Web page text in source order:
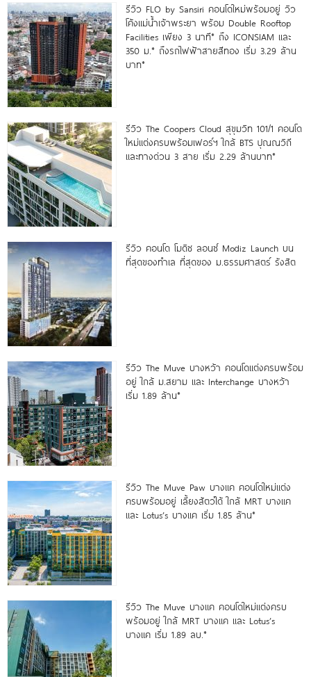
รีวิว FLO by Sansiri คอนโดใหม่พร้อมอยู่ วิว
โค้งแม่น้ำเจ้าพระยา พร้อม Double Rooftop
Facilities เพียง 3 นาที* ถึง ICONSIAM และ
350 ม.* ถึงรถไฟฟ้าสายสีทอง เริ่ม 3.29 ล้าน
บาท*
รีวิว The Coopers Cloud สุขุมวิท 101/1 คอนโด
ใหม่แต่งครบพร้อมเฟอร์ฯ ใกล้ BTS ปุณณวิถี
และทางด่วน 3 สาย เริ่ม 2.29 ล้านบาท*
รีวิว คอนโด โมดิซ ลอนซ์ Modiz Launch บน
ที่สุดของทำเล ที่สุดของ ม.ธรรมศาสตร์ รังสิต
รีวิว The Muve บางหว้า คอนโดแต่งครบพร้อม
อยู่ ใกล้ ม.สยาม และ Interchange บางหว้า
เริ่ม 1.89 ล้าน*
รีวิว The Muve Paw บางแค คอนโดใหม่แต่ง
ครบพร้อมอยู่ เลี้ยงสัตว์ได้ ใกล้ MRT บางแค
และ Lotus’s บางแค เริ่ม 1.85 ล้าน*
รีวิว The Muve บางแค คอนโดใหม่แต่งครบ
พร้อมอยู่ ใกล้ MRT บางแค และ Lotus’s
บางแค เริ่ม 1.89 ลบ.*